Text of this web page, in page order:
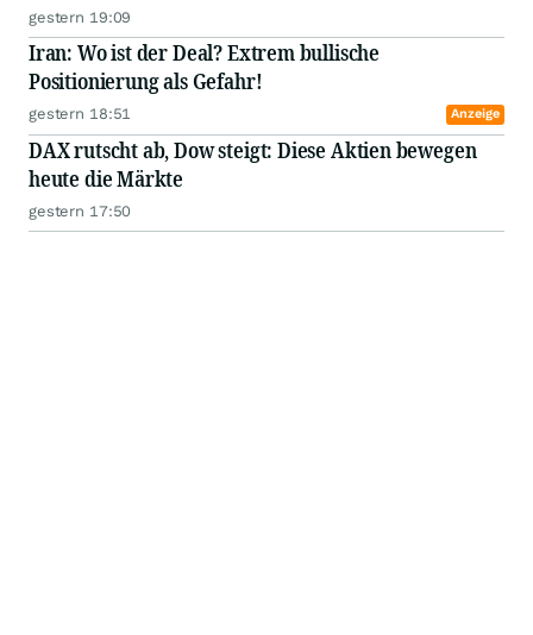
gestern 19:09
Iran: Wo ist der Deal? Extrem bullische
Positionierung als Gefahr!
gestern 18:51 Anzeige
DAX rutscht ab, Dow steigt: Diese Aktien bewegen
heute die Märkte
gestern 17:50